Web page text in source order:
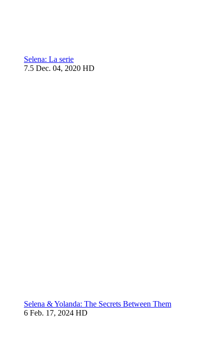
Selena: La serie
7.5 Dec. 04, 2020 HD
Selena & Yolanda: The Secrets Between Them
6 Feb. 17, 2024 HD